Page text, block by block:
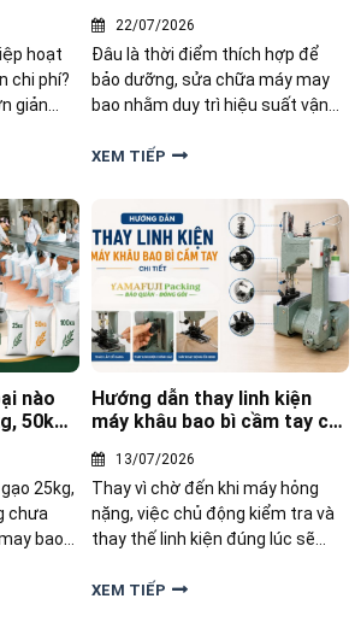
hoạt
chi phí?
giản
dài tuổi
22/07/2026
Đâu là thời điểm thích hợp để
bảo dưỡng, sửa chữa máy may
bao nhằm duy trì hiệu suất vận
Hãy cùng tìm hiểu những dấu
XEM TIẾP
nào
50kg
25kg,
chưa
bao
Hướng dẫn thay linh kiện
máy khâu bao bì cầm tay chi
13/07/2026
Thay vì chờ đến khi máy hỏng
nặng, việc chủ động kiểm tra và
thay thế linh kiện đúng lúc sẽ
quả. Bài viết này, Yamafuji sẽ
XEM TIẾP